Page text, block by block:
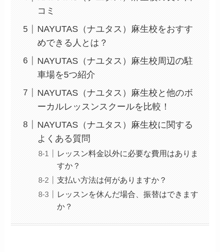
コミ
NAYUTAS（ナユタス）麻生校をおすす
めできる人とは？
NAYUTAS（ナユタス）麻生校周辺の駐
車場を5つ紹介
NAYUTAS（ナユタス）麻生校と他のボ
ーカルレッスンスクールを比較！
NAYUTAS（ナユタス）麻生校に関する
よくある質問
レッスン料金以外に必要な費用はありま
すか？
支払い方法は何がありますか？
レッスンを休んだ場合、振替はできます
か？